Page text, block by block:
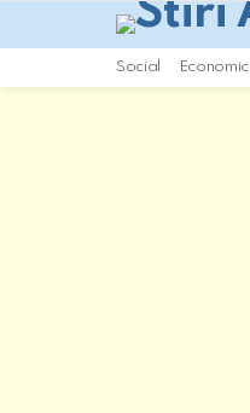
Social Economic